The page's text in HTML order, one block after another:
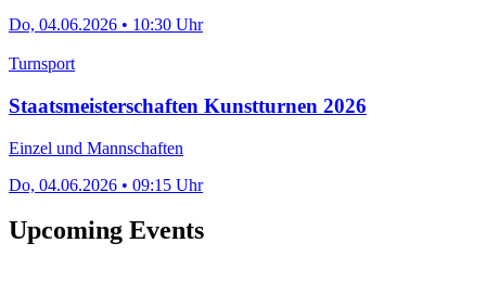
Do, 04.06.2026 • 10:30 Uhr
Turnsport
Staatsmeisterschaften Kunstturnen 2026
Einzel und Mannschaften
Do, 04.06.2026 • 09:15 Uhr
Upcoming Events